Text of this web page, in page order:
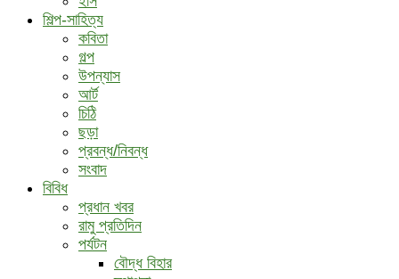
শিল্প-সাহিত্য
কবিতা
গল্প
উপন্যাস
আর্ট
চিঠি
ছড়া
প্রবন্ধ/নিবন্ধ
সংবাদ
বিবিধ
প্রধান খবর
রামু প্রতিদিন
পর্যটন
বৌদ্ধ ‍বিহার